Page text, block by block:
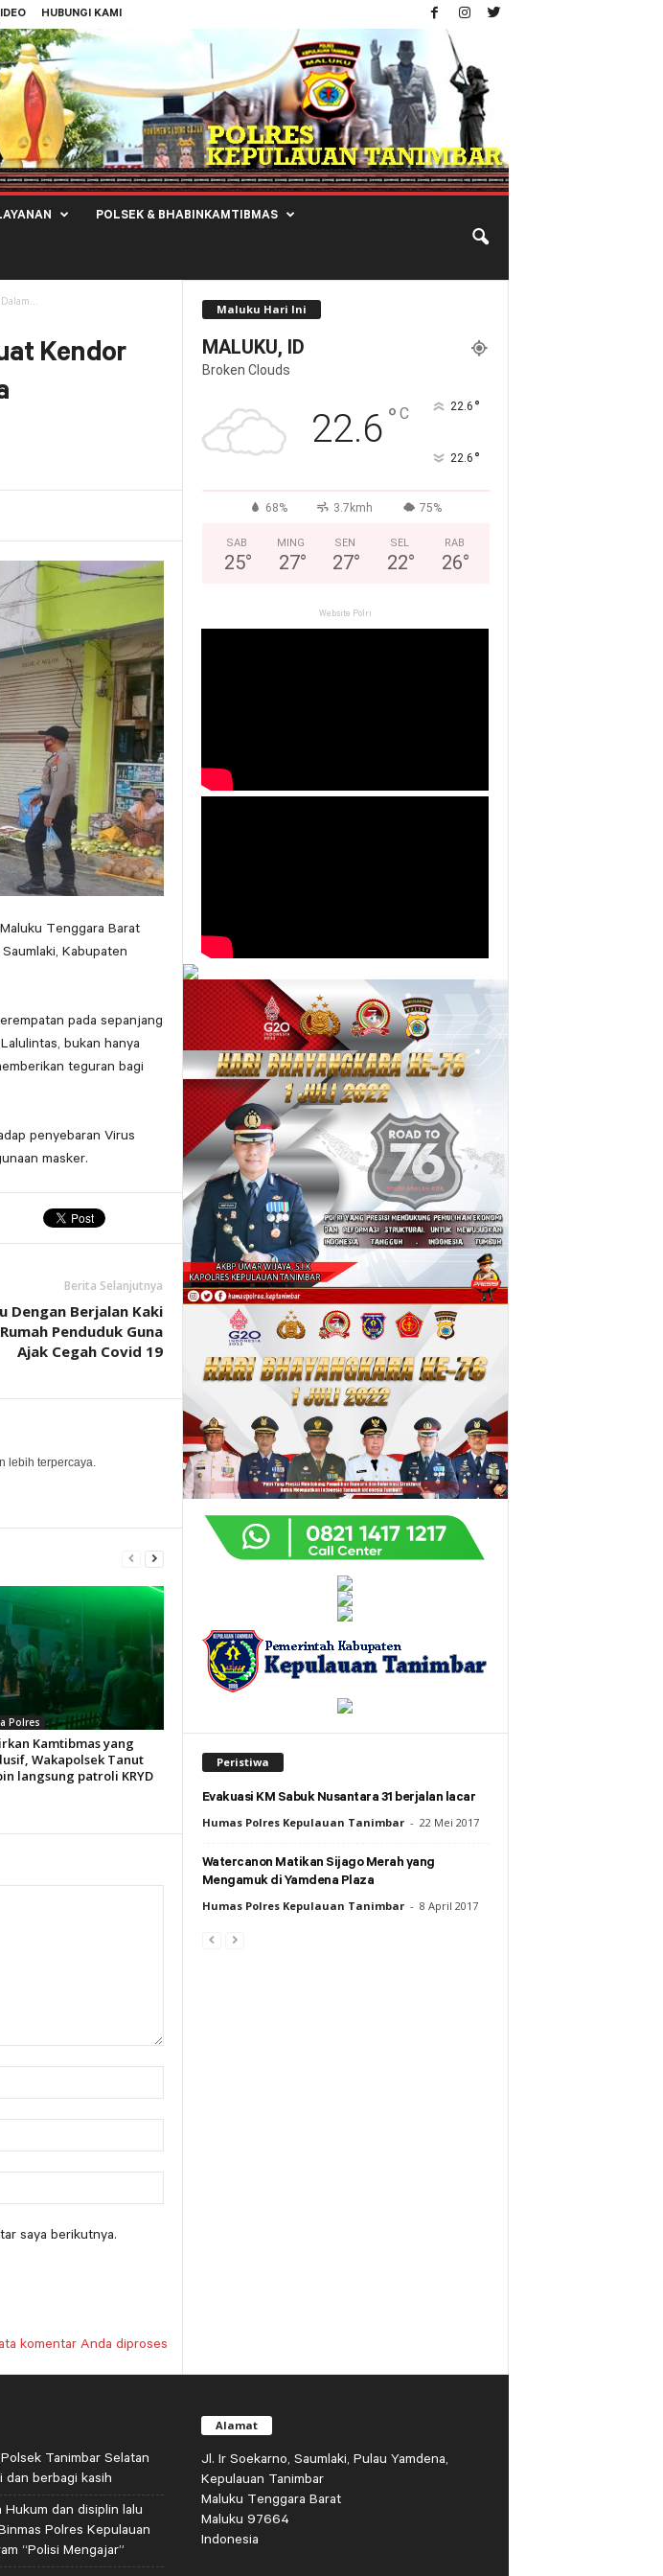
HUBUNGI KAMI
POLSEK & BHABINKAMTIBMAS
Kendor
Tenggara Barat
Kabupaten
pada sepanjang
bukan hanya
teguran bagi
penyebaran Virus
masker.
Berita Selanjutnya
Dengan Berjalan Kaki
Penduduk Guna
Ajak Cegah Covid 19
lebih terpercaya.
Polres
Kamtibmas yang
Wakapolsek Tanut
langsung patroli KRYD
saya berikutnya.
komentar Anda diproses
Maluku Hari Ini
MALUKU, ID
Broken Clouds
22.6 ° C 22.6 °
22.6 °
68% 3.7kmh 75%
SAB
25°
MING
27°
SEN
27°
SEL
22°
RAB
26°
Website Polri
Peristiwa
Evakuasi KM Sabuk Nusantara 31 berjalan lacar
Humas Polres Kepulauan Tanimbar - 22 Mei 2017
Watercanon Matikan Sijago Merah yang
Mengamuk di Yamdena Plaza
Humas Polres Kepulauan Tanimbar - 8 April 2017
Tanimbar Selatan
dan berbagi kasih
Hukum dan disiplin lalu
Polres Kepulauan
“Polisi Mengajar”
Alamat
Jl. Ir Soekarno, Saumlaki, Pulau Yamdena,
Kepulauan Tanimbar
Maluku Tenggara Barat
Maluku 97664
Indonesia